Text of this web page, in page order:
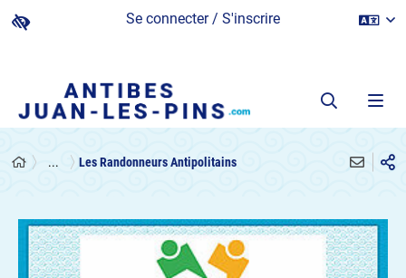
Se connecter / S'inscrire
... Les Randonneurs Antipolitains